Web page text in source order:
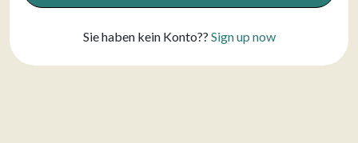
Sie haben kein Konto?? Sign up now